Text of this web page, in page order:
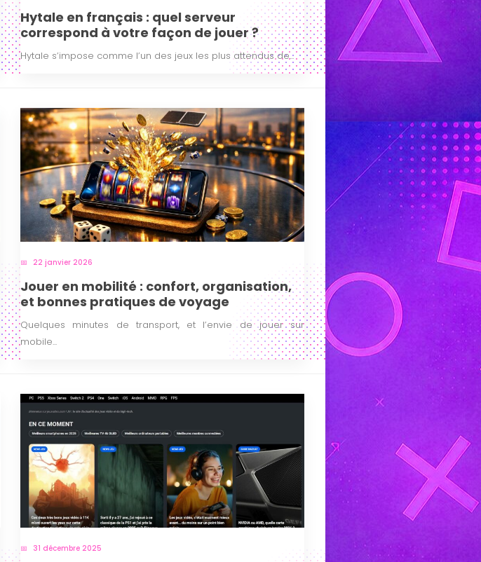
Hytale en français : quel serveur
correspond à votre façon de jouer ?
Hytale s’impose comme l’un des jeux les plus attendus de...
22 janvier 2026
Jouer en mobilité : confort, organisation,
et bonnes pratiques de voyage
Quelques minutes de transport, et l’envie de jouer sur
mobile...
31 décembre 2025